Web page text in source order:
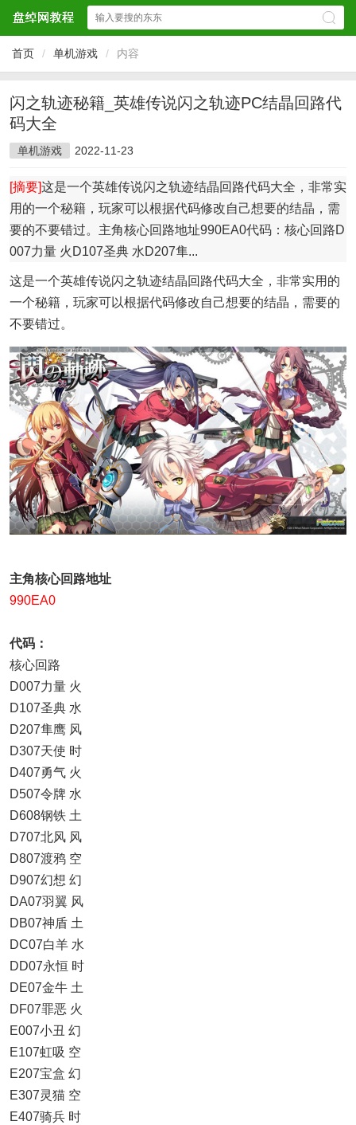
首页 / 单机游戏 / 内容
闪之轨迹秘籍_英雄传说闪之轨迹PC结晶回路代
码大全
单机游戏 2022-11-23
[摘要]这是一个英雄传说闪之轨迹结晶回路代码大全，非常实
用的一个秘籍，玩家可以根据代码修改自己想要的结晶，需
要的不要错过。主角核心回路地址990EA0代码：核心回路D
007力量 火D107圣典 水D207隼...
这是一个英雄传说闪之轨迹结晶回路代码大全，非常实用的
一个秘籍，玩家可以根据代码修改自己想要的结晶，需要的
不要错过。
主角核心回路地址
990EA0
代码：
核心回路
D007力量 火
D107圣典 水
D207隼鹰 风
D307天使 时
D407勇气 火
D507令牌 水
D608钢铁 土
D707北风 风
D807渡鸦 空
D907幻想 幻
DA07羽翼 风
DB07神盾 土
DC07白羊 水
DD07永恒 时
DE07金牛 土
DF07罪恶 火
E007小丑 幻
E107虹吸 空
E207宝盒 幻
E307灵猫 空
E407骑兵 时